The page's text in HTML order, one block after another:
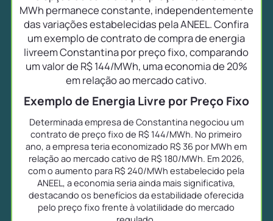
MWh permanece constante, independentemente
das variações estabelecidas pela ANEEL. Confira
um exemplo de contrato de compra de energia
livreem Constantina por preço fixo, comparando
um valor de R$ 144/MWh, uma economia de 20%
em relação ao mercado cativo.
Exemplo de Energia Livre por Preço Fixo
Determinada empresa de Constantina negociou um
contrato de preço fixo de R$ 144/MWh. No primeiro
ano, a empresa teria economizado R$ 36 por MWh em
relação ao mercado cativo de R$ 180/MWh. Em 2026,
com o aumento para R$ 240/MWh estabelecido pela
ANEEL, a economia seria ainda mais significativa,
destacando os benefícios da estabilidade oferecida
pelo preço fixo frente à volatilidade do mercado